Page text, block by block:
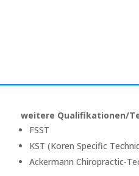
weitere Qualifikationen/
FSST
KST (Koren Specific
Ackermann Chiropractic-